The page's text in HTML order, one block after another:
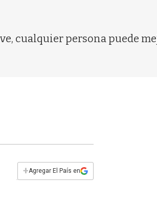
cualquier persona puede
+Agregar El País en